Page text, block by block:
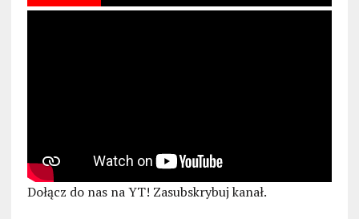
Dołącz do nas na YT! Zasubskrybuj kanał.